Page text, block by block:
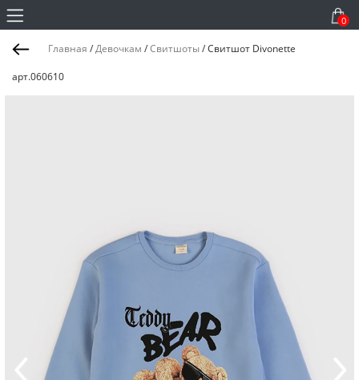
0
Главная /Девочкам /Свитшоты/Свитшот Divonette
арт.060610